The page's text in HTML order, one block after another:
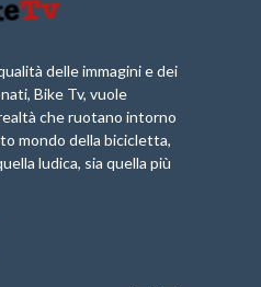
delle immagini e dei
Bike Tv, vuole
che ruotano intorno
mondo della bicicletta,
ludica, sia quella più